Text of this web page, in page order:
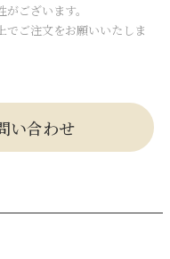
ございます。
でご注文をお願いいたしま
い合わせ